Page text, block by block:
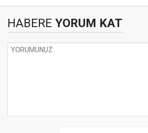
HABERE YORUM KAT